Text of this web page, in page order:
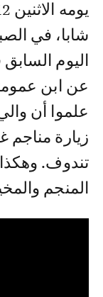
شابا، في
اليوم السابق
عن ابن
علموا أن
زيارة مناجم
تندوف.
المنجم